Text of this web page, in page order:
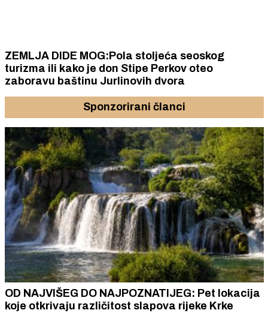
ZEMLJA DIDE MOG:Pola stoljeća seoskog
turizma ili kako je don Stipe Perkov oteo
zaboravu baštinu Jurlinovih dvora
Sponzorirani članci
OD NAJVIŠEG DO NAJPOZNATIJEG: Pet lokacija
koje otkrivaju različitost slapova rijeke Krke